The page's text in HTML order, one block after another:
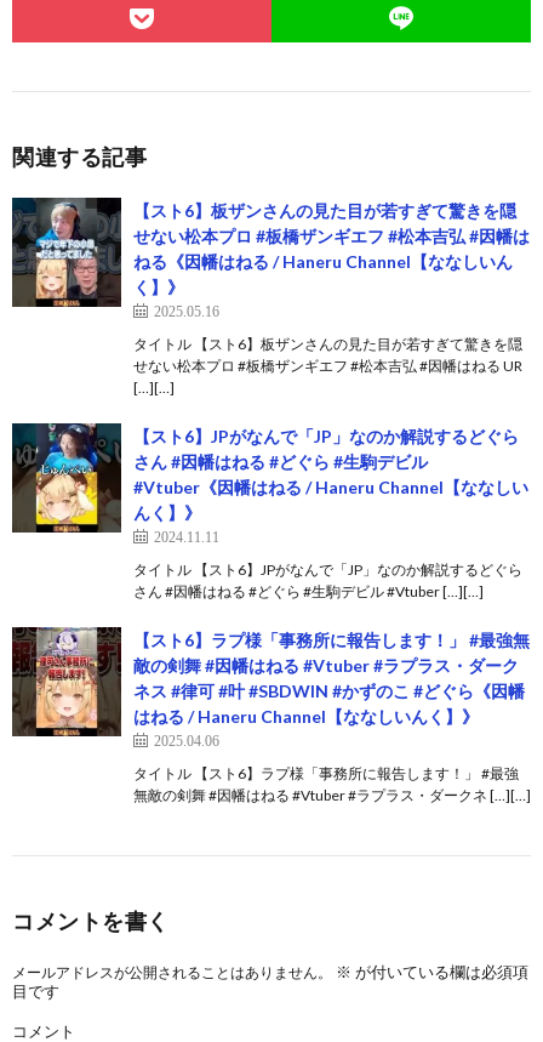
関連する記事
【スト6】板ザンさんの見た目が若すぎて驚きを隠
せない松本プロ #板橋ザンギエフ #松本吉弘 #因幡は
ねる《因幡はねる / Haneru Channel【ななしいん
く】》
2025.05.16
タイトル 【スト6】板ザンさんの見た目が若すぎて驚きを隠
せない松本プロ #板橋ザンギエフ #松本吉弘 #因幡はねる UR
[…][…]
【スト6】JPがなんで「JP」なのか解説するどぐら
さん #因幡はねる #どぐら #生駒デビル
#Vtuber《因幡はねる / Haneru Channel【ななしい
んく】》
2024.11.11
タイトル 【スト6】JPがなんで「JP」なのか解説するどぐら
さん #因幡はねる #どぐら #生駒デビル #Vtuber […][…]
【スト6】ラプ様「事務所に報告します！」 #最強無
敵の剣舞 #因幡はねる #Vtuber #ラプラス・ダーク
ネス #律可 #叶 #SBDWIN #かずのこ #どぐら《因幡
はねる / Haneru Channel【ななしいんく】》
2025.04.06
タイトル 【スト6】ラプ様「事務所に報告します！」 #最強
無敵の剣舞 #因幡はねる #Vtuber #ラプラス・ダークネ […][…]
コメントを書く
メールアドレスが公開されることはありません。 ※ が付いている欄は必須項
目です
コメント